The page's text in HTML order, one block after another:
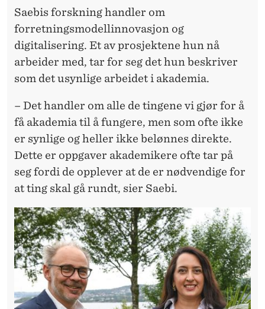
Saebis forskning handler om
forretningsmodellinnovasjon og
digitalisering. Et av prosjektene hun nå
arbeider med, tar for seg det hun beskriver
som det usynlige arbeidet i akademia.
– Det handler om alle de tingene vi gjør for å
få akademia til å fungere, men som ofte ikke
er synlige og heller ikke belønnes direkte.
Dette er oppgaver akademikere ofte tar på
seg fordi de opplever at de er nødvendige for
at ting skal gå rundt, sier Saebi.